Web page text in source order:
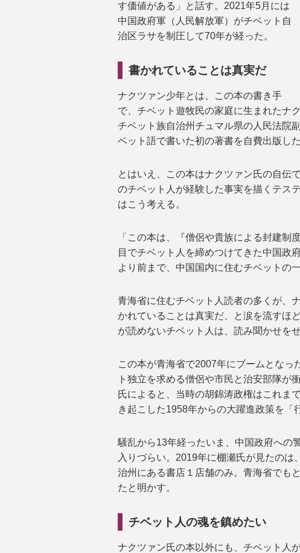
す価値がある」と話す。2021年5月には
中国政府軍（人民解放軍）がチベット自
治区ラサを制圧して70年が経った。
書かれていることは真実だ
ナクツァン少年とは、この本の書き手
で、チベット遊牧民の家庭に生まれたナ
チベット族自治州チュマル県の人民法院
ベット語で書いた初の著書を自費出版した
とはいえ、この本はナクツァン氏の自伝
のチベット人が経験した事実を描くテス
はこう考える。
「この本は、『僧侶や貴族による封建制
目でチベット人を締めつけてきた中国政
より前まで、中国国内に住むチベットの
青海省に住むチベット人読者の多くが、
かれていることは真実だ、と涙を流すほ
が読めないチベット人は、読み聞かせを
この本が青海省で2007年にブームとなっ
ト独立を求める僧侶や市民と治安部隊が
氏によると、当時の胡錦涛政権はこれま
き起こした1958年からの大躍進政策を「
騒乱から13年経ったいま、中国政府への
入りづらい。2019年に棚瀬氏が見たの
治州にある書店１店舗のみ。青海省でも
たと明かす。
チベット人の魂を鎮めたい
ナクツァン氏の本以外にも、チベット人